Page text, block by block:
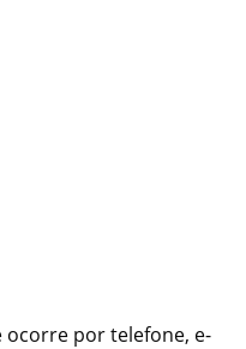
por telefone, e-